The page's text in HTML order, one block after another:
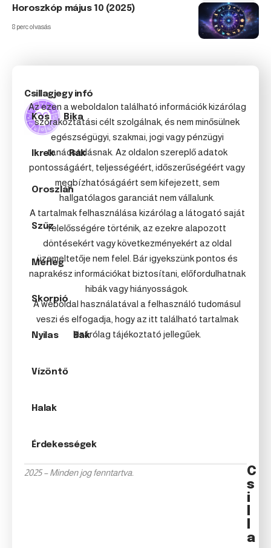
Horoszkóp május 10 (2025)
8 perc olvasás
Csillagjegy infó
Kos Bika
Ikrek Rák
Oroszlán
Szűz
Mérleg
Skorpió
Nyilas Bak
Vízöntő
Halak
Érdekességek
Az ezen a weboldalon található információk kizárólag
szórakoztatási célt szolgálnak, és nem minősülnek
egészségügyi, szakmai, jogi vagy pénzügyi
tanácsadásnak. Az oldalon szereplő adatok
pontosságáért, teljességéért, időszerűségéért vagy
megbízhatóságáért sem kifejezett, sem
hallgatólagos garanciát nem vállalunk.
A tartalmak felhasználása kizárólag a látogató saját
felelősségére történik, az ezekre alapozott
döntésekért vagy következményekért az oldal
üzemeltetője nem felel. Bár igyekszünk pontos és
naprakész információkat biztosítani, előfordulhatnak
hibák vagy hiányosságok.
A weboldal használatával a felhasználó tudomásul
veszi és elfogadja, hogy az itt található tartalmak
kizárólag tájékoztató jellegűek.
2025 – Minden jog fenntartva.
C
s
i
a